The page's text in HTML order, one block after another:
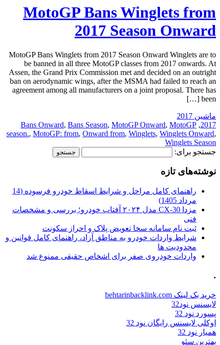
MotoGP Bans Winglets from
2017 Season Onward
MotoGP Bans Winglets from 2017 Season Onward Winglets are to
be banned in all three MotoGP classes from 2017 onwards. At
Assen, the Grand Prix Commission met and decided on an outright
ban on aerodynamic wings, after the MSMA had failed to reach an
agreement among all manufacturers on a joint proposal. There has
been […]
ماشین 2017
2017
,
Bans Onward, Bans Season, MotoGP Onward, MotoGP
season., MotoGP: from, Onward from, Winglets, Winglets Onward,
Winglets Season
جستجو برای:
نوشته‌های تازه
راهنمای کامل مراحل و شرایط اسقاط خودرو فرسوده (14
مرداد 1405)
مزدا CX-30 مدل ۲۰۲۴ آفتاب خودرو؛ بررسی و مشخصات
فنی
ثبت نام سامانه سخا تعویض پلاک و احراز سکونت
شرایط واردات خودرو به مناطق آزاد، راهنمای کامل قوانین و
محدودیت ها
واردات خودروی صفر برای اشخاص حقیقی ممنوع شد
.
خرید بک لینک behtarinbacklink.com
لایسنس نود32
پسورد نود 32
اوکلی لایسنس رایگان نود 32
همیار نود 32
بهترین سئو